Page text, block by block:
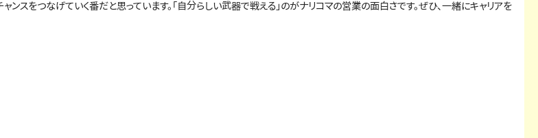
スをつなげていく番だと思っています。「自分らしい武器で戦える」のがナリコマの営業の面白さです。ぜひ、一緒にキャリアを